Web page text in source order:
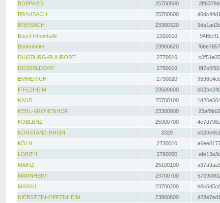
BOPPARD
25700500
BRAUBACH
25700600
BREISACH
23300320
Basel-Rheinhalle
2310010
Bodenheim
23900620
DUISBURG-RUHRORT
2770010
DÜSSELDORF
2750010
EMMERICH
2790020
IFFEZHEIM
23500600
KAUB
25700100
KEHL-KRONENHOF
23300900
KOBLENZ
25900700
KONSTANZ-RHEIN
3329
KÖLN
2730010
LOBITH
2790050
MAINZ
25100100
MANNHEIM
23700700
MAXAU
23700200
NIERSTEIN-OPPENHEIM
23900600